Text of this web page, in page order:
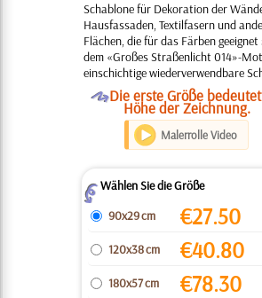
Schablone für Dekoration der
Hausfassaden, Textilfasern und
Flächen, die für das Färben
dem «Großes Straßenlicht 014»-
einschichtige wiederverwendbare
ODie erste Größe
Höhe der Zeichnung.
Malerrolle Video
ZWählen Sie die Größe
90x29 cm
€27.50
120x38 cm €40.80
180x57 cm €78.30